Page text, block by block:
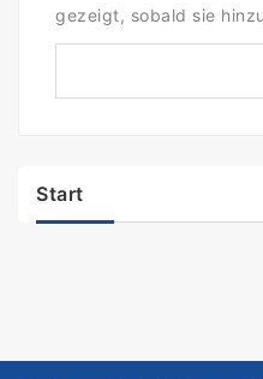
gezeigt, sobald sie
Start